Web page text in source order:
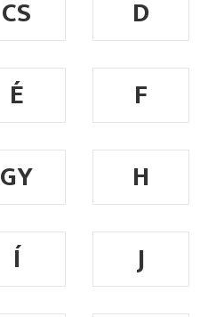
CS
D
É
F
GY
H
Í
J